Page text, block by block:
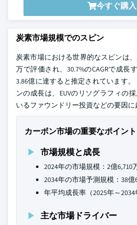
今すぐ購入
炭素市場規模でのスピン
炭素市場における世界的なスピンは、
万で評価され、30.7%のCAGRで成長
3.86億に達すると推定されています
ンの成長は、EUVのリソグラフィの
いるファウンドリー投資などの要因に
カーボン市場の重要なポイント
市場規模と成長
2024年の市場規模：2億6,710
2034年の市場予測規模：38億
年平均成長率（2025年～2034
主な市場ドライバー